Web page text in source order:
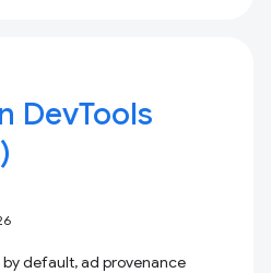
DevTools
default, ad provenance